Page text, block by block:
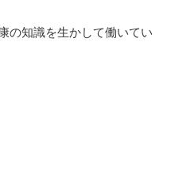
の知識を生かして働いてい